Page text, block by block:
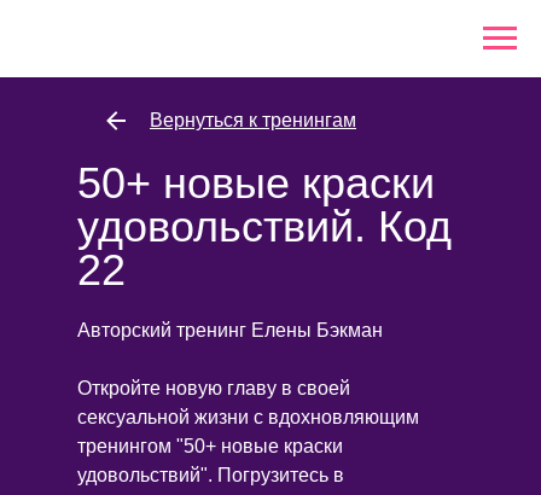
Вернуться к тренингам
50+ новые краски
удовольствий. Код
22
Откройте новую главу в своей
сексуальной жизни с вдохновляющим
тренингом "50+ новые краски
удовольствий". Погрузитесь в
Авторский тренинг Елены Бэкман